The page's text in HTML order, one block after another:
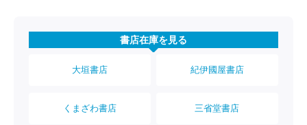
書店在庫を見る
大垣書店 紀伊國屋書店
くまざわ書店 三省堂書店